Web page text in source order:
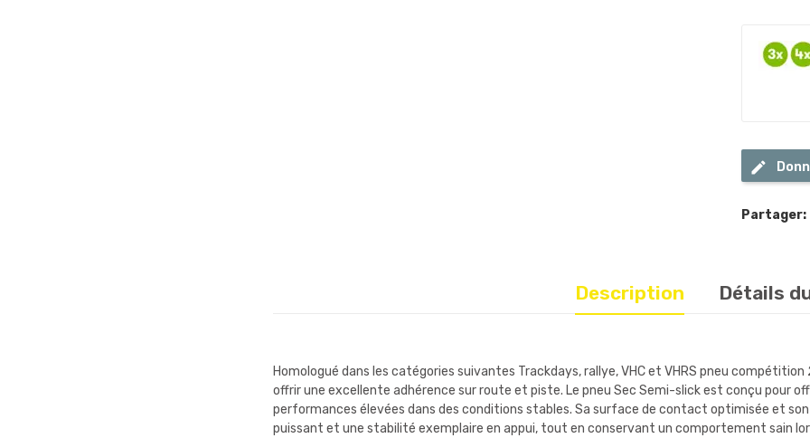
Partager:
Description Détails
Homologué dans les catégories suivantes Trackdays, rallye, VHC et VHRS pneu
offrir une excellente adhérence sur route et piste. Le pneu Sec Semi-slick est conçu pour
performances élevées dans des conditions stables. Sa surface de contact optimisée et
puissant et une stabilité exemplaire en appui, tout en conservant un comportement sain